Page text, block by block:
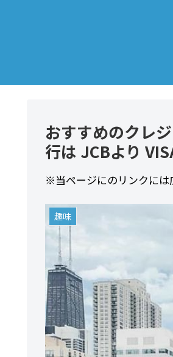
おすすめのクレ
行は JCBより
※当ページにのリンクには
趣味